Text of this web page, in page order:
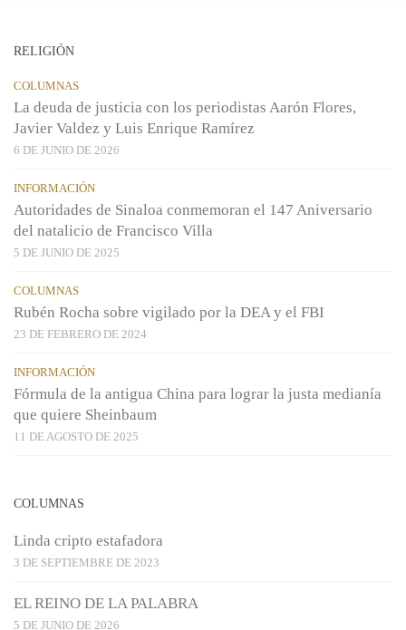
RELIGIÓN
COLUMNAS
La deuda de justicia con los periodistas Aarón Flores,
Javier Valdez y Luis Enrique Ramírez
6 DE JUNIO DE 2026
INFORMACIÓN
Autoridades de Sinaloa conmemoran el 147 Aniversario
del natalicio de Francisco Villa
5 DE JUNIO DE 2025
COLUMNAS
Rubén Rocha sobre vigilado por la DEA y el FBI
23 DE FEBRERO DE 2024
INFORMACIÓN
Fórmula de la antigua China para lograr la justa medianía
que quiere Sheinbaum
11 DE AGOSTO DE 2025
COLUMNAS
Linda cripto estafadora
3 DE SEPTIEMBRE DE 2023
EL REINO DE LA PALABRA
5 DE JUNIO DE 2026